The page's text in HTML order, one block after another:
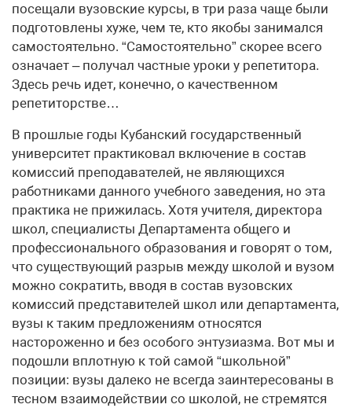
посещали вузовские курсы, в три раза чаще были
подготовлены хуже, чем те, кто якобы занимался
самостоятельно. “Самостоятельно” скорее всего
означает – получал частные уроки у репетитора.
Здесь речь идет, конечно, о качественном
репетиторстве…
В прошлые годы Кубанский государственный
университет практиковал включение в состав
комиссий преподавателей, не являющихся
работниками данного учебного заведения, но эта
практика не прижилась. Хотя учителя, директора
школ, специалисты Департамента общего и
профессионального образования и говорят о том,
что существующий разрыв между школой и вузом
можно сократить, вводя в состав вузовских
комиссий представителей школ или департамента,
вузы к таким предложениям относятся
настороженно и без особого энтузиазма. Вот мы и
подошли вплотную к той самой “школьной”
позиции: вузы далеко не всегда заинтересованы в
тесном взаимодействии со школой, не стремятся